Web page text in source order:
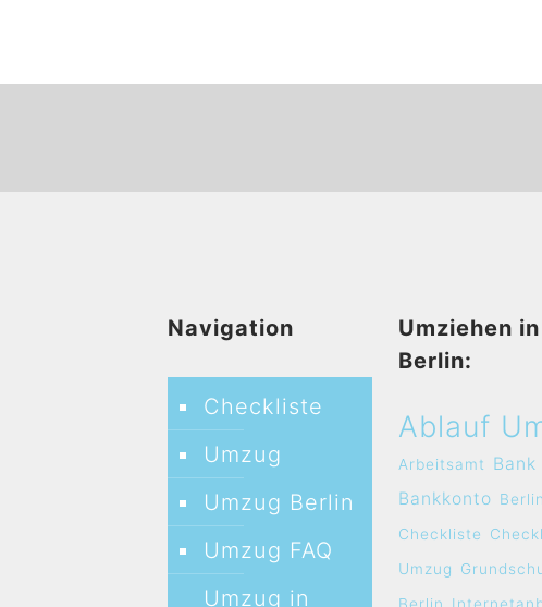
Navigation
Checkliste
Umzug
Umzug Berlin
Umzug FAQ
Umzug in
Umziehen in
Berlin:
Ablauf
Arbeitsamt
Bank
Bankkonto Berlin
Checkliste
Umzug